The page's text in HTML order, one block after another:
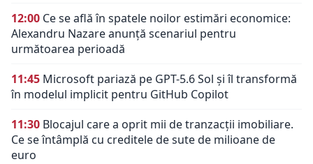
12:00 Ce se află în spatele noilor estimări economice:
Alexandru Nazare anunță scenariul pentru
următoarea perioadă
11:45 Microsoft pariază pe GPT-5.6 Sol și îl transformă
în modelul implicit pentru GitHub Copilot
11:30 Blocajul care a oprit mii de tranzacții imobiliare.
Ce se întâmplă cu creditele de sute de milioane de
euro